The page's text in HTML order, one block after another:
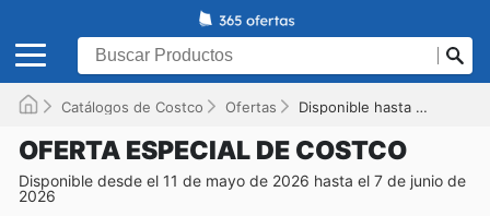
Catálogos de Costco Ofertas Disponible hasta el 07/06/2026
OFERTA ESPECIAL DE COSTCO
Disponible desde el 11 de mayo de 2026 hasta el 7 de junio de
2026